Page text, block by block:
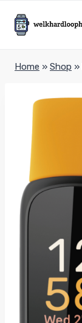
naar
inhoud
Home » Shop »